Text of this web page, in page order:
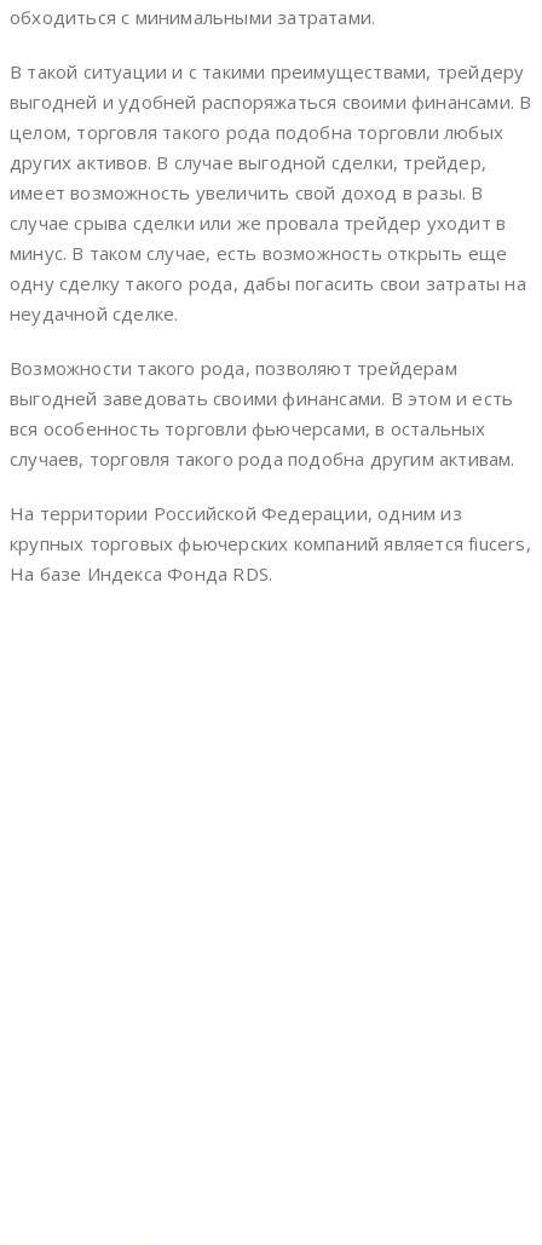
обходиться с минимальными затратами.
В такой ситуации и с такими преимуществами, трейдеру
выгодней и удобней распоряжаться своими финансами. В
целом, торговля такого рода подобна торговли любых
других активов. В случае выгодной сделки, трейдер,
имеет возможность увеличить свой доход в разы. В
случае срыва сделки или же провала трейдер уходит в
минус. В таком случае, есть возможность открыть еще
одну сделку такого рода, дабы погасить свои затраты на
неудачной сделке.
Возможности такого рода, позволяют трейдерам
выгодней заведовать своими финансами. В этом и есть
вся особенность торговли фьючерсами, в остальных
случаев, торговля такого рода подобна другим активам.
На территории Российской Федерации, одним из
крупных торговых фьючерских компаний является fiucers,
На базе Индекса Фонда RDS.